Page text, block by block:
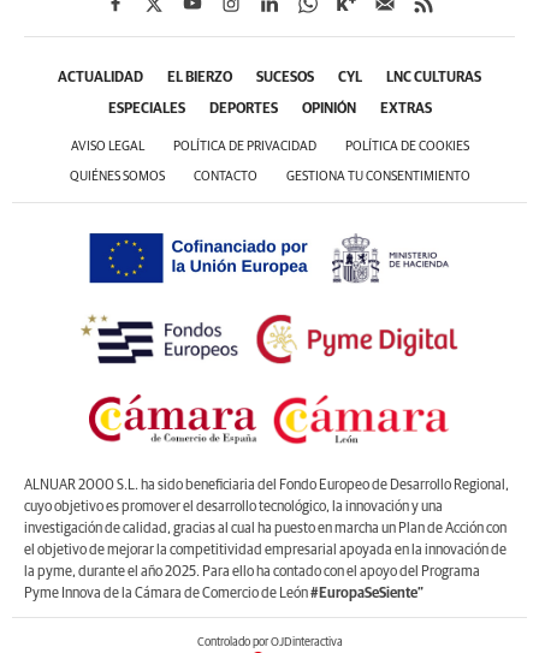
ACTUALIDAD EL BIERZO SUCESOS CYL LNC CULTURAS
ESPECIALES DEPORTES OPINIÓN EXTRAS
AVISO LEGAL POLÍTICA DE PRIVACIDAD POLÍTICA DE COOKIES
QUIÉNES SOMOS CONTACTO GESTIONA TU CONSENTIMIENTO
ALNUAR 2000 S.L. ha sido beneficiaria del Fondo Europeo de Desarrollo Regional,
cuyo objetivo es promover el desarrollo tecnológico, la innovación y una
investigación de calidad, gracias al cual ha puesto en marcha un Plan de Acción con
el objetivo de mejorar la competitividad empresarial apoyada en la innovación de
la pyme, durante el año 2025. Para ello ha contado con el apoyo del Programa
Pyme Innova de la Cámara de Comercio de León#EuropaSeSiente”
Controlado por OJDinteractiva